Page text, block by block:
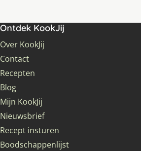
Ontdek KookJij
Over KookJij
Contact
Recepten
Blog
Mijn KookJij
Nieuwsbrief
Recept insturen
Boodschappenlijst